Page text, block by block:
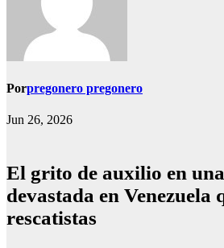
Porpregonero pregonero
Jun 26, 2026
El grito de auxilio en
devastada en Venezuela
rescatistas